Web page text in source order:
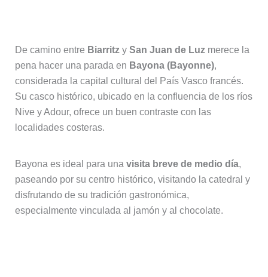
De camino entre Biarritzy San Juan de Luzmerece la
pena hacer una parada en Bayona (Bayonne),
considerada la capital cultural del País Vasco francés.
Su casco histórico, ubicado en la confluencia de los ríos
Nive y Adour, ofrece un buen contraste con las
localidades costeras.
Bayona es ideal para una visita breve de medio día,
paseando por su centro histórico, visitando la catedral y
disfrutando de su tradición gastronómica,
especialmente vinculada al jamón y al chocolate.